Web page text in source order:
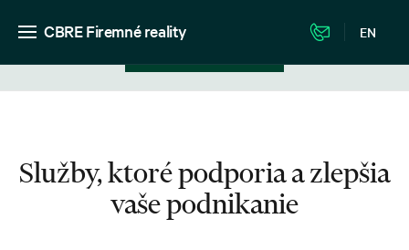
CBRE Firemné reality EN
Služby, ktoré podporia a zlepšia
vaše podnikanie